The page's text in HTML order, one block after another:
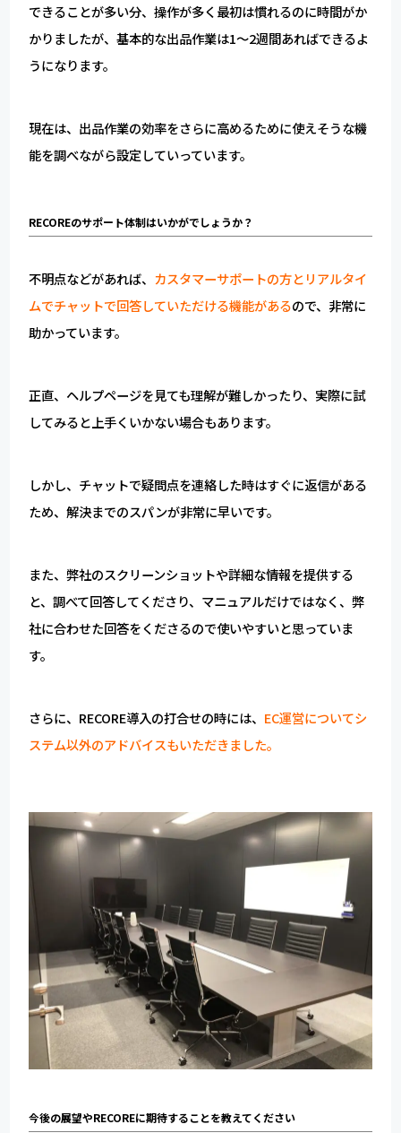
できることが多い分、操作が多く最初は慣れるのに時間がか
かりましたが、基本的な出品作業は1～2週間あればできるよ
うになります。
現在は、出品作業の効率をさらに高めるために使えそうな機
能を調べながら設定していっています。
RECOREのサポート体制はいかがでしょうか？
不明点などがあれば、 カスタマーサポートの方とリアルタイ
ムでチャットで回答していただける機能があるので、非常に
助かっています。
正直、ヘルプページを見ても理解が難しかったり、実際に試
してみると上手くいかない場合もあります。
しかし、チャットで疑問点を連絡した時はすぐに返信がある
ため、解決までのスパンが非常に早いです。
また、弊社のスクリーンショットや詳細な情報を提供する
と、調べて回答してくださり、マニュアルだけではなく、弊
社に合わせた回答をくださるので使いやすいと思っていま
す。
さらに、RECORE導入の打合せの時には、 EC運営についてシ
ステム以外のアドバイスもいただきました。
今後の展望やRECOREに期待することを教えてください
資料ダウンロードの一覧へ
資料ダウンロードの一覧へ
お問い合わせフォームへ
お問い合わせフォームへ